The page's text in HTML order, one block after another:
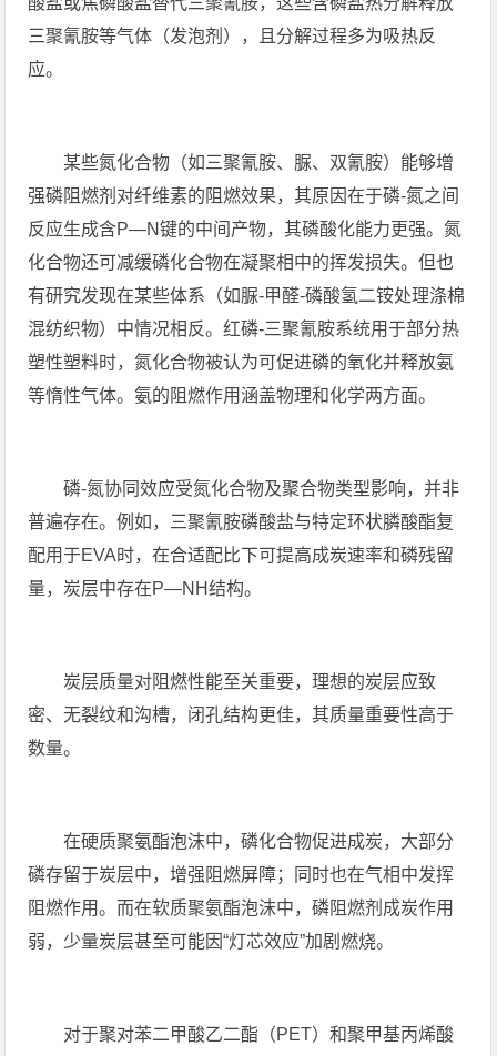
三聚氰胺等气体（发泡剂），且分解过程多为吸热反
应。
某些氮化合物（如三聚氰胺、脲、双氰胺）能够增
强磷阻燃剂对纤维素的阻燃效果，其原因在于磷-氮之间
反应生成含P—N键的中间产物，其磷酸化能力更强。氮
化合物还可减缓磷化合物在凝聚相中的挥发损失。但也
有研究发现在某些体系（如脲-甲醛-磷酸氢二铵处理涤棉
混纺织物）中情况相反。红磷-三聚氰胺系统用于部分热
塑性塑料时，氮化合物被认为可促进磷的氧化并释放氨
等惰性气体。氨的阻燃作用涵盖物理和化学两方面。
磷-氮协同效应受氮化合物及聚合物类型影响，并非
普遍存在。例如，三聚氰胺磷酸盐与特定环状膦酸酯复
配用于EVA时，在合适配比下可提高成炭速率和磷残留
量，炭层中存在P—NH结构。
炭层质量对阻燃性能至关重要，理想的炭层应致
密、无裂纹和沟槽，闭孔结构更佳，其质量重要性高于
数量。
在硬质聚氨酯泡沫中，磷化合物促进成炭，大部分
磷存留于炭层中，增强阻燃屏障；同时也在气相中发挥
阻燃作用。而在软质聚氨酯泡沫中，磷阻燃剂成炭作用
弱，少量炭层甚至可能因“灯芯效应”加剧燃烧。
对于聚对苯二甲酸乙二酯（PET）和聚甲基丙烯酸